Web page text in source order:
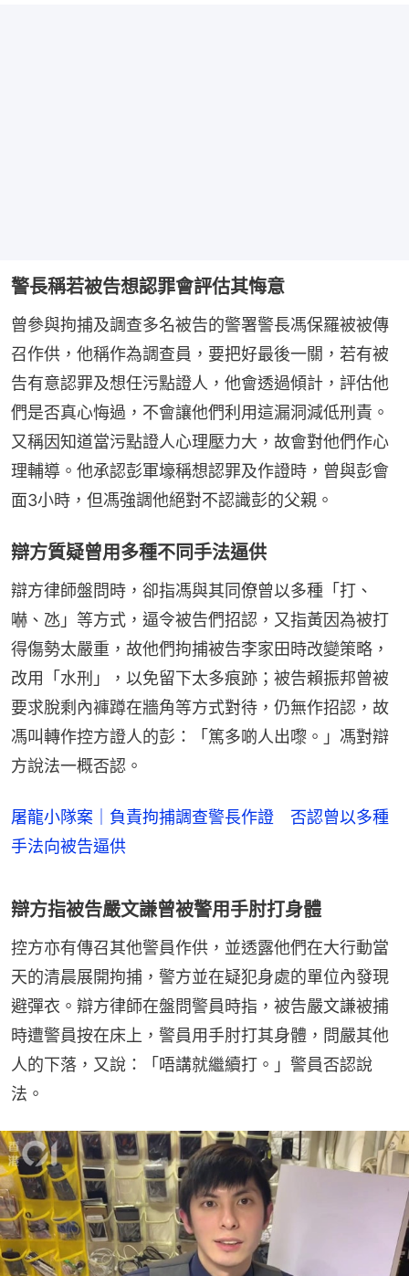
警長稱若被告想認罪會評估其悔意
曾參與拘捕及調查多名被告的警署警長馮保羅被被傳
召作供，他稱作為調查員，要把好最後一關，若有被
告有意認罪及想任污點證人，他會透過傾計，評估他
們是否真心悔過，不會讓他們利用這漏洞減低刑責。
又稱因知道當污點證人心理壓力大，故會對他們作心
理輔導。他承認彭軍壕稱想認罪及作證時，曾與彭會
面3小時，但馮強調他絕對不認識彭的父親。
辯方質疑曾用多種不同手法逼供
辯方律師盤問時，卻指馮與其同僚曾以多種「打、
嚇、氹」等方式，逼令被告們招認，又指黃因為被打
得傷勢太嚴重，故他們拘捕被告李家田時改變策略，
改用「水刑」，以免留下太多痕跡；被告賴振邦曾被
要求脫剩內褲蹲在牆角等方式對待，仍無作招認，故
馮叫轉作控方證人的彭：「篤多啲人出嚟。」馮對辯
方說法一概否認。
屠龍小隊案｜負責拘捕調查警長作證 否認曾以多種
手法向被告逼供
辯方指被告嚴文謙曾被警用手肘打身體
控方亦有傳召其他警員作供，並透露他們在大行動當
天的清晨展開拘捕，警方並在疑犯身處的單位內發現
避彈衣。辯方律師在盤問警員時指，被告嚴文謙被捕
時遭警員按在床上，警員用手肘打其身體，問嚴其他
人的下落，又說：「唔講就繼續打。」警員否認說
法。